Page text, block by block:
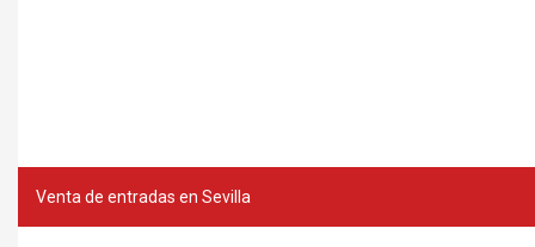
Venta de entradas en Sevilla